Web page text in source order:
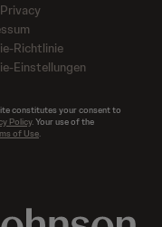
Richtlinie
Einstellungen
constitutes your consent to
Policy. Your use of the
of Use.